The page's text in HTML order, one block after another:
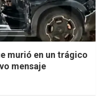
murió en un trágico
mensaje